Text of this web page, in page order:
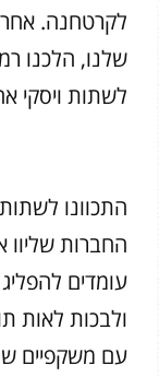
לקרטחנה.
שלנו, הלכנו
לשתות ויסקי
התכוונו
החברות שליוו
עומדים
ולבכות לאות
עם משקפיים